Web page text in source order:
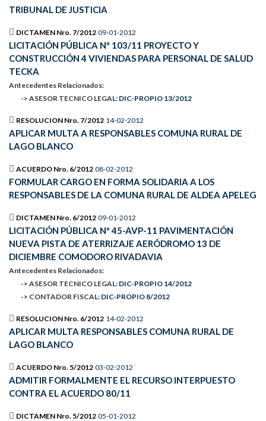
TRIBUNAL DE JUSTICIA
DICTAMEN Nro. 7/2012 09-01-2012
LICITACIÓN PÚBLICA Nº 103/11 PROYECTO Y
CONSTRUCCIÓN 4 VIVIENDAS PARA PERSONAL DE SALUD
TECKA
Antecedentes Relacionados:
-> ASESOR TECNICO LEGAL: DIC-PROPIO 13/2012
RESOLUCION Nro. 7/2012 14-02-2012
APLICAR MULTA A RESPONSABLES COMUNA RURAL DE
LAGO BLANCO
ACUERDO Nro. 6/2012 08-02-2012
FORMULAR CARGO EN FORMA SOLIDARIA A LOS
RESPONSABLES DE LA COMUNA RURAL DE ALDEA APELEG
DICTAMEN Nro. 6/2012 09-01-2012
LICITACIÓN PÚBLICA Nº 45-AVP-11 PAVIMENTACIÓN
NUEVA PISTA DE ATERRIZAJE AERÓDROMO 13 DE
DICIEMBRE COMODORO RIVADAVIA
Antecedentes Relacionados:
-> ASESOR TECNICO LEGAL: DIC-PROPIO 14/2012
-> CONTADOR FISCAL: DIC-PROPIO 8/2012
RESOLUCION Nro. 6/2012 14-02-2012
APLICAR MULTA RESPONSABLES COMUNA RURAL DE
LAGO BLANCO
ACUERDO Nro. 5/2012 03-02-2012
ADMITIR FORMALMENTE EL RECURSO INTERPUESTO
CONTRA EL ACUERDO 80/11
DICTAMEN Nro. 5/2012 05-01-2012